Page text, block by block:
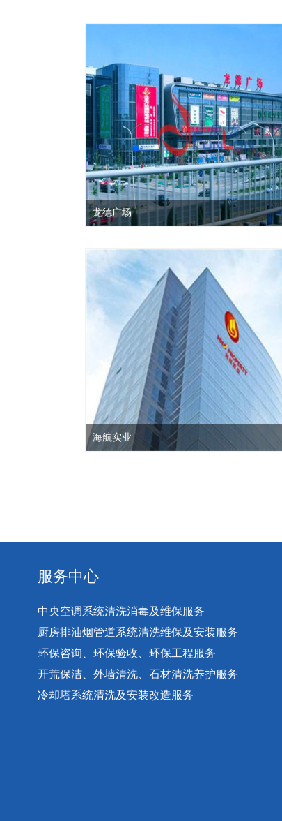
龙德广场
海航实业
服务中心
中央空调系统清洗消毒及维保服务
厨房排油烟管道系统清洗维保及安装服务
环保咨询、环保验收、环保工程服务
开荒保洁、外墙清洗、石材清洗养护服务
冷却塔系统清洗及安装改造服务